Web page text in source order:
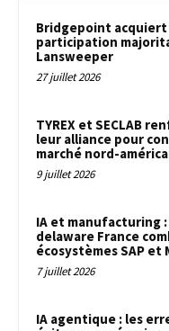
Bridgepoint
participation
Lansweeper
27 juillet 2026
TYREX et SECLAB
leur alliance pour
marché nord-
9 juillet 2026
IA et manufacturing :
delaware France
écosystèmes SAP et
7 juillet 2026
IA agentique : les